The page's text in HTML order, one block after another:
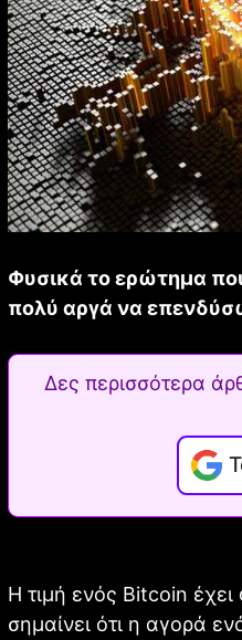
Φυσικά το ερώτημα
πολύ αργά να
Δες περισσότερα
Η τιμή ενός Bitcoin
σημαίνει ότι η αγορά